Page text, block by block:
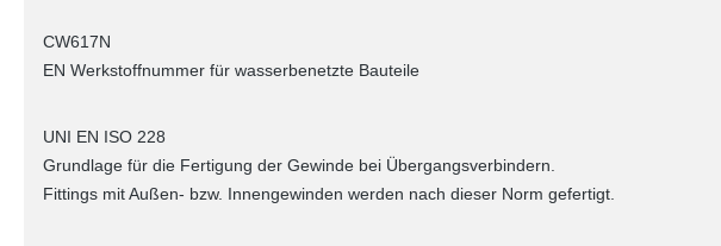
CW617N
EN Werkstoffnummer für wasserbenetzte Bauteile
UNI EN ISO 228
Grundlage für die Fertigung der Gewinde bei Übergangsverbindern.
Fittings mit Außen- bzw. Innengewinden werden nach dieser Norm gefertigt.